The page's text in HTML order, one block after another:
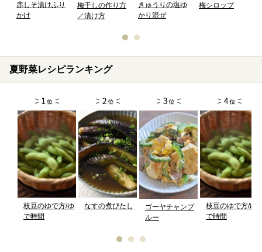
赤しそ漬けふり
かけ
梅干しの作り方
／漬け方
きゅうりの塩ゆ
かり混ぜ
梅シロップ
夏野菜レシピランキング
枝豆のゆで方/ゆ
で時間
なすの煮びたし
ゴーヤチャンプ
ルー
枝豆のゆで方/ゆ
で時間